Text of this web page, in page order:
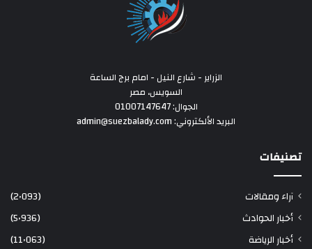
الزراير - شارع النيل - امام برج الساعة
السويس، مصر
الجوال: 01007147647
البريد الألكتروني: admin@suezbalady.com
تصنيفات
آراء ومقالات
(2٬093)
أخبار الحوادث
(5٬936)
أخبار الرياضة
(11٬063)